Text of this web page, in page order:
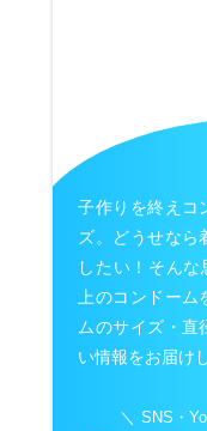
子作りを終えコ
ズ。どうせなら
したい！そん
上のコンドーム
ムのサイズ・直
い情報をお届け
SNS・